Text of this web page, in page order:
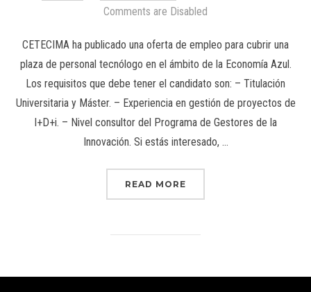
Comments are Disabled
CETECIMA ha publicado una oferta de empleo para cubrir una
plaza de personal tecnólogo en el ámbito de la Economía Azul.
Los requisitos que debe tener el candidato son: – Titulación
Universitaria y Máster. – Experiencia en gestión de proyectos de
I+D+i. – Nivel consultor del Programa de Gestores de la
Innovación. Si estás interesado, …
READ MORE